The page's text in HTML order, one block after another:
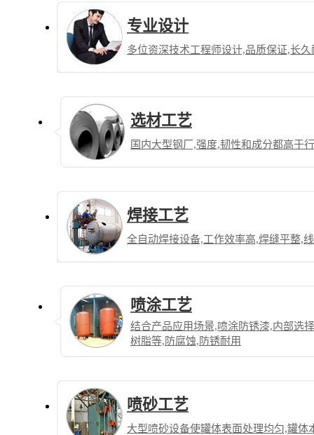
专业设计
多位资深技术工程师设计,品质保证,长久
选材工艺
国内大型钢厂,强度,韧性和成分都高于
焊接工艺
全自动焊接设备,工作效率高,焊缝平整,
喷涂工艺
结合产品应用场景,喷涂防锈漆,内部选
树脂等,防腐蚀,防锈耐用
喷砂工艺
大型喷砂设备使罐体表面处理均匀,罐体